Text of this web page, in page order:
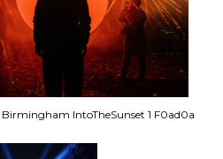
IntoTheSunset 1 F0ad0a